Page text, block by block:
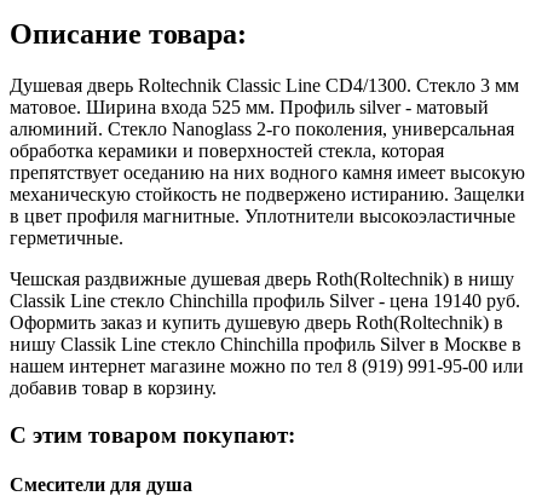
Описание товара:
Душевая дверь Roltechnik Classic Line CD4/1300. Стекло 3 мм
матовое. Ширина входа 525 мм. Профиль silver - матовый
алюминий. Стекло Nanoglass 2-го поколения, универсальная
обработка керамики и поверхностей стекла, которая
препятствует оседанию на них водного камня имеет высокую
механическую стойкость не подвержено истиранию. Защелки
в цвет профиля магнитные. Уплотнители высокоэластичные
герметичные.
Чешская раздвижные душевая дверь Roth(Roltechnik) в нишу
Classik Line стекло Chinchilla профиль Silver - цена 19140 руб.
Оформить заказ и купить душевую дверь Roth(Roltechnik) в
нишу Classik Line стекло Chinchilla профиль Silver в Москве в
нашем интернет магазине можно по тел 8 (919) 991-95-00 или
добавив товар в корзину.
С этим товаром покупают:
Смесители для душа